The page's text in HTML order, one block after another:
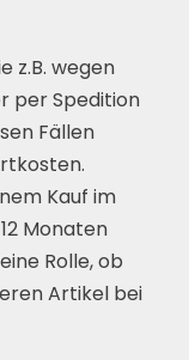
z.B. wegen
per Spedition
Fällen
Kauf im
Monaten
Rolle, ob
Artikel bei